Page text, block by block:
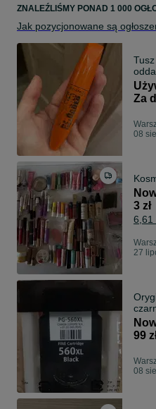
ZNALEŹLIŚMY PONAD 1 000
Jak pozycjonowane są
Za
08
3 zł
6,61
27
99
08